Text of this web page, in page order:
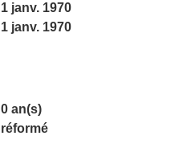
1 janv. 1970
1 janv. 1970
0 an(s)
réformé